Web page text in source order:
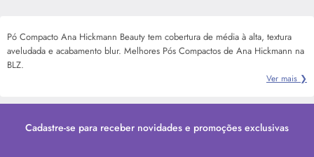
Pó Compacto Ana Hickmann Beauty tem cobertura de média à alta, textura
aveludada e acabamento blur. Melhores Pós Compactos de Ana Hickmann na
BLZ.
Ver mais ❯
Cadastre-se para receber novidades e promoções exclusivas